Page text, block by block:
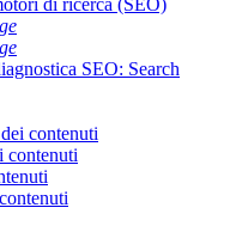
di ricerca (SEO)
SEO: Search
contenuti
contenuti